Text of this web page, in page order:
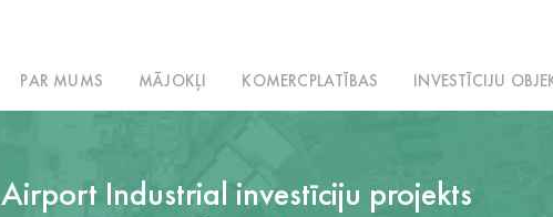
PAR MUMS MĀJOKĻI KOMERCPLATĪBAS INVESTĪCIJU
Airport Industrial investīciju projekts